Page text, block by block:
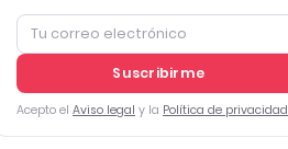
Suscribirme
Acepto el Aviso legal y la Política de privacidad